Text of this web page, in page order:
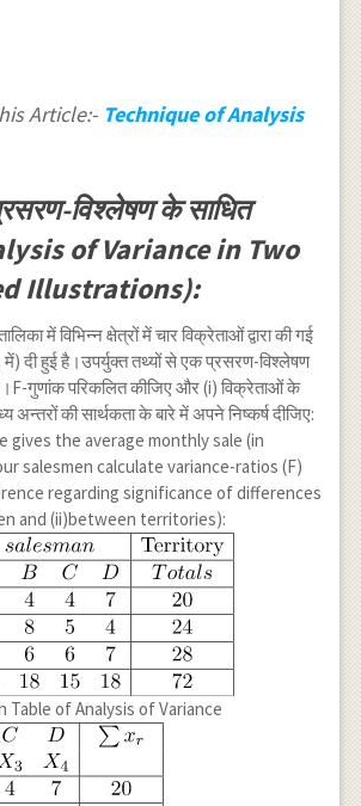
Article:- Technique of Analysis
प्रसरण-विश्लेषण के साधित
of Variance in Two
Illustrations):
में विभिन्न क्षेत्रों में चार विक्रेताओं द्वारा की गई
में) दी हुई है।उपर्युक्त तथ्यों से एक प्रसरण-विश्लेषण
गुणांक परिकलित कीजिए और (i) विक्रेताओं के
अन्तरों की सार्थकता के बारे में अपने निष्कर्ष दीजिए:
gives the average monthly sale (in
salesmen calculate variance-ratios (F)
regarding significance of differences
and (ii)between territories):
Table of Analysis of Variance